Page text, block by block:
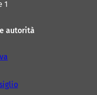
1
autorità